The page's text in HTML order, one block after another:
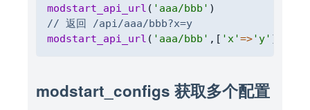
modstart_api_url ( 'aaa/bbb' )
// 返回 /api/aaa/bbb?x=y
modstart_api_url ( 'aaa/bbb' , [ 'x'=>'y' ]
modstart_configs 获取多个配置